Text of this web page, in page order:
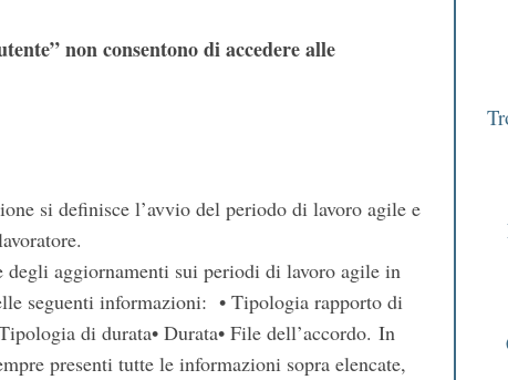
non consentono di accedere alle
si definisce l’avvio del periodo di lavoro agile e
aggiornamenti sui periodi di lavoro agile in
seguenti informazioni: • Tipologia rapporto di
di durata• Durata• File dell’accordo. In
presenti tutte le informazioni sopra elencate,